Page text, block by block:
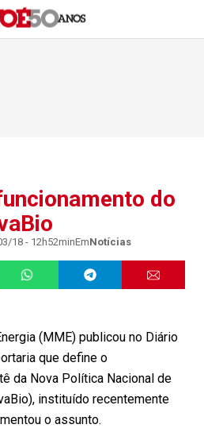
do
18 - 12h52minEmNotícias
(MME) publicou no Diário
que define o
da Nova Política Nacional de
instituído recentemente
o assunto.